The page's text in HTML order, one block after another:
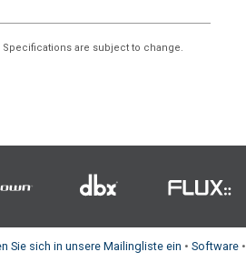
are subject to change.
Sie sich in unsere Mailingliste ein • Software •